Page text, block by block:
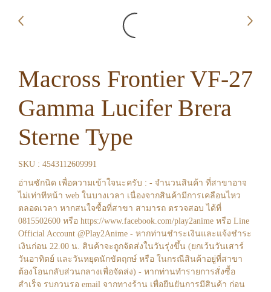
Macross Frontier VF-27
Gamma Lucifer Brera
Sterne Type
SKU : 4543112609991
อ่านซักนิด เพื่อความเข้าใจนะครับ : - จำนวนสินค้า ที่สาขาอาจ
ไม่เท่าทีหน้า web ในบางเวลา เนื่องจากสินค้ามีการเคลือนไหว
ตลอดเวลา หากสนใจซื้อที่สาขา สามารถ ตรวจสอบ ได้ที่
0815502600 หรือ https://www.facebook.com/play2anime หรือ Line
Official Account @Play2Anime - หากท่านชำระเงินและแจ้งชำระ
เงินก่อน 22.00 น. สินค้าจะถูกจัดส่งในวันรุ่งขึ้น (ยกเว้นวันเสาร์
วันอาทิตย์ และวันหยุดนักขัตฤกษ์ หรือ ในกรณีสินค้าอยู่ที่สาขา
ต้องโอนกลับส่วนกลางเพื่อจัดส่ง) - หากท่านทำรายการสั่งซื้อ
สำเร็จ รบกวนรอ email จากทางร้าน เพื่อยืนยันการมีสินค้า ก่อน